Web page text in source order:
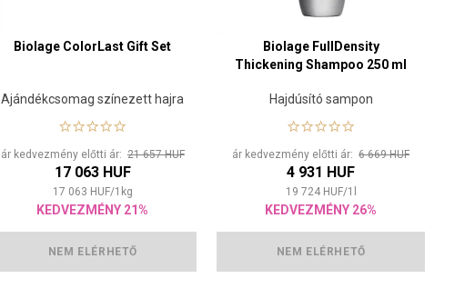
Biolage ColorLast Gift Set
Ajándékcsomag színezett hajra
ár kedvezmény előtti ár: 21 657 HUF
17 063 HUF
17 063 HUF/1 kg
KEDVEZMÉNY 21%
NEM ELÉRHETŐ
Biolage FullDensity
Thickening Shampoo 250 ml
Hajdúsító sampon
ár kedvezmény előtti ár:6 669 HUF
4 931 HUF
19 724 HUF/1
KEDVEZMÉNY 26%
NEM ELÉRHETŐ